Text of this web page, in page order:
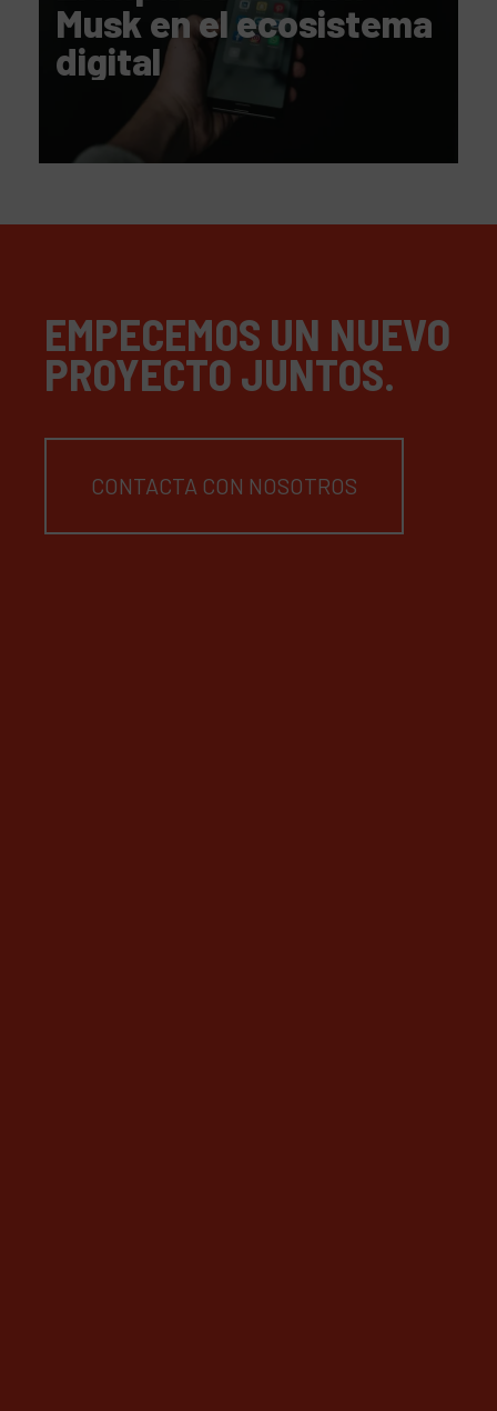
Musk en el ecosistema
digital
EMPECEMOS UN NUEVO
PROYECTO JUNTOS.
CONTACTA CON NOSOTROS